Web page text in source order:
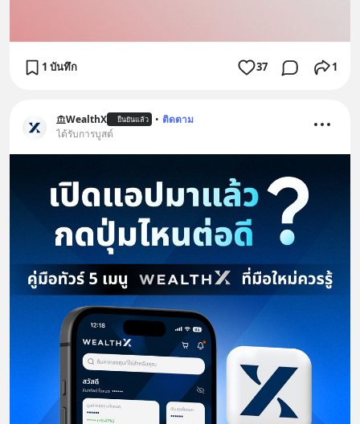
1 บันทึก 37 1
WealthX ยืนยันแล้ว • ติดตาม
ได้รับการบูสต์